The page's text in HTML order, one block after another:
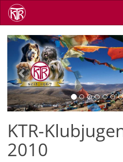
Direkt
zum
Inhalt
Previous
KTR-
2010